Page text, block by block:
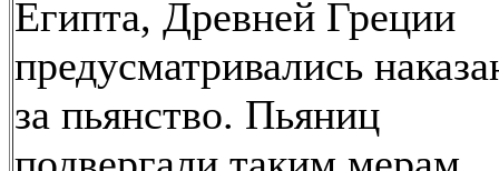
Египта, Древней Греции
предусматривались
за пьянство. Пьяниц